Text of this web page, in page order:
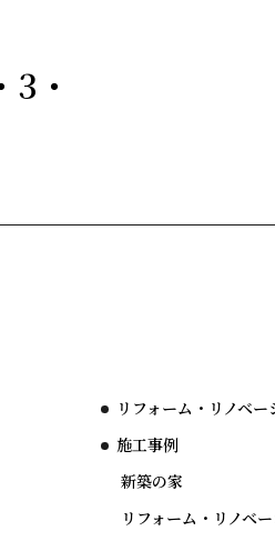
3
リフォーム・リノベー
施工事例
新築の家
リフォーム・リノベ